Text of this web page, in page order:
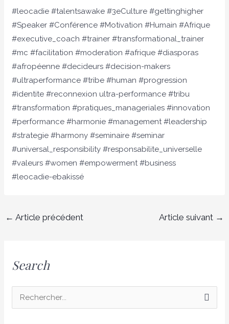
#leocadie #talentsawake #3eCulture #gettinghigher
#Speaker #Conférence #Motivation #Humain #Afrique
#executive_coach #trainer #transformational_trainer
#mc #facilitation #moderation #afrique #diasporas
#afropéenne #decideurs #decision-makers
#ultraperformance #tribe #human #progression
#identite #reconnexion ultra-performance #tribu
#transformation #pratiques_manageriales #innovation
#performance #harmonie #management #leadership
#strategie #harmony #seminaire #seminar
#universal_responsibility #responsabilite_universelle
#valeurs #women #empowerment #business
#leocadie-ebakissé
← Article précédent Article suivant →
Search